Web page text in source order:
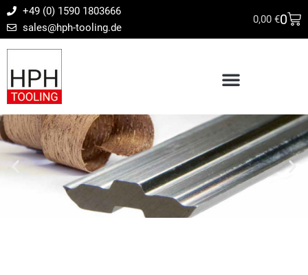
+49 (0) 1590 1803666
sales@hph-tooling.de
0,00 €0